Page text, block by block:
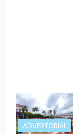
ADVERTORIAL